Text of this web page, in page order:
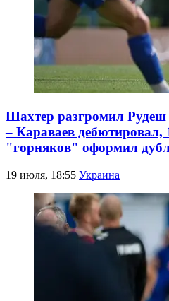
Шахтер разгромил Рудеш
– Караваев дебютировал,
"горняков" оформил
19 июля, 18:55 Украина